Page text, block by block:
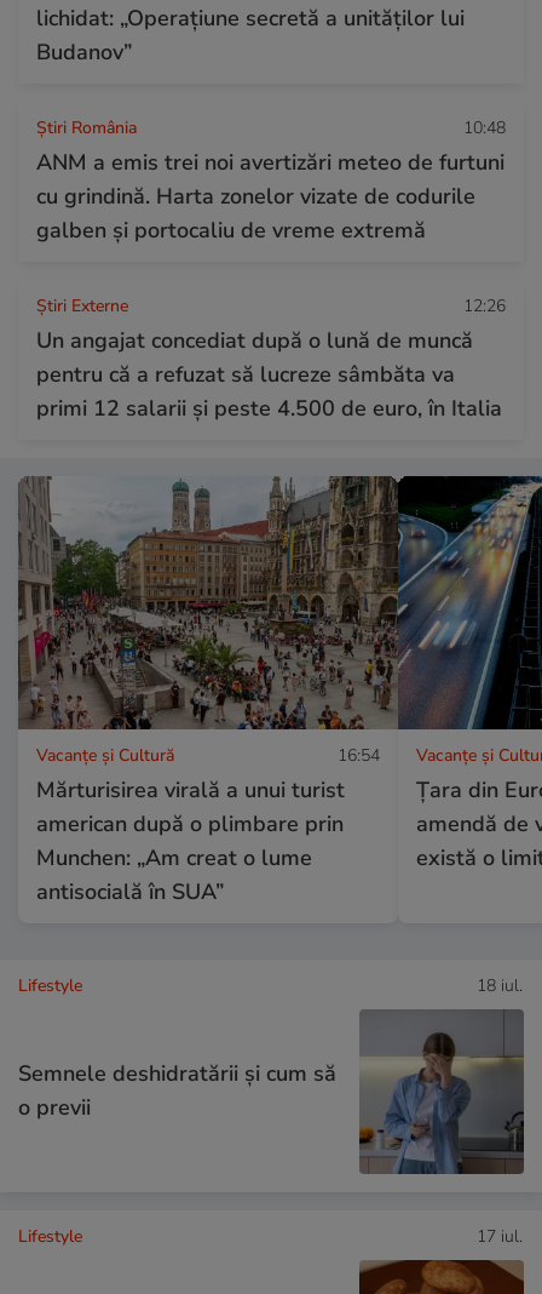
lichidat: „Operațiune secretă a unităților lui
Budanov”
Știri România 10:48
ANM a emis trei noi avertizări meteo de furtuni
cu grindină. Harta zonelor vizate de codurile
galben și portocaliu de vreme extremă
Știri Externe 12:26
Un angajat concediat după o lună de muncă
pentru că a refuzat să lucreze sâmbăta va
primi 12 salarii și peste 4.500 de euro, în Italia
Vacanțe și Cultură 16:54
Mărturisirea virală a unui turist
american după o plimbare prin
Munchen: „Am creat o lume
antisocială în SUA”
Vacanțe și
Țara din
amendă de
există o
Lifestyle 18 iul.
Semnele deshidratării și cum să
o previi
Lifestyle 17 iul.